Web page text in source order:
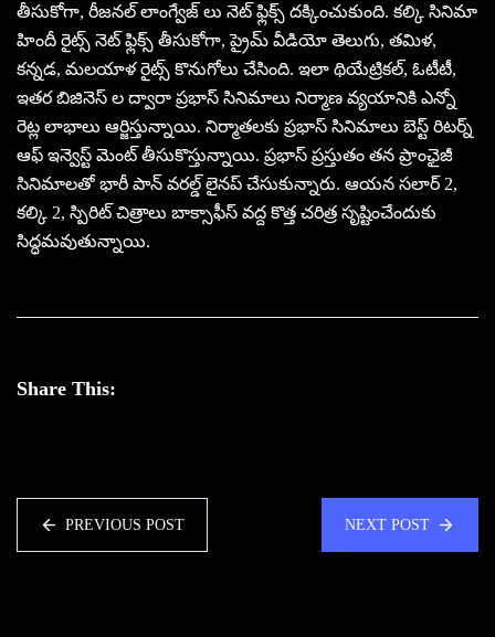
తీసుకోగా, రీజనల్ లాంగ్వేజ్ లు నెట్ ఫ్లిక్స్ దక్కించుకుంది. కల్కి సినిమా
హిందీ రైట్స్ నెట్ ఫ్లిక్స్ తీసుకోగా, ప్రైమ్ వీడియో తెలుగు, తమిళ,
కన్నడ, మలయాళ రైట్స్ కొనుగోలు చేసింది. ఇలా థియేట్రికల్, ఓటీటీ,
ఇతర బిజినెస్ ల ద్వారా ప్రభాస్ సినిమాలు నిర్మాణ వ్యయానికి ఎన్నో
రెట్ల లాభాలు ఆర్జిస్తున్నాయి. నిర్మాతలకు ప్రభాస్ సినిమాలు బెస్ట్ రిటర్న్
ఆఫ్ ఇన్వెస్ట్ మెంట్ తీసుకొస్తున్నాయి. ప్రభాస్ ప్రస్తుతం తన ప్రాంఛైజీ
సినిమాలతో భారీ పాన్ వరల్డ్ లైనప్ చేసుకున్నారు. ఆయన సలార్ 2,
కల్కి 2, స్పిరిట్ చిత్రాలు బాక్సాఫీస్ వద్ద కొత్త చరిత్ర సృష్టించేందుకు
సిద్ధమవుతున్నాయి.
Share This:
PREVIOUS POST NEXT POST